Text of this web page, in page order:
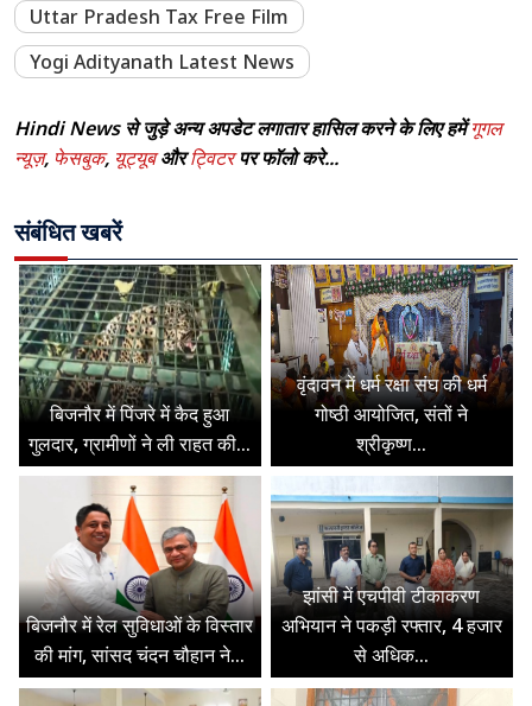
Uttar Pradesh Tax Free Film
Yogi Adityanath Latest News
Hindi News से जुड़े अन्य अपडेट लगातार हासिल करने के लिए हमेंगूगल
न्यूज़, फेसबुक, यूट्यूबऔरट्विटरपर फॉलो करे...
संबंधित खबरें
बिजनौर में पिंजरे में कैद हुआ
गुलदार, ग्रामीणों ने ली राहत की...
वृंदावन में धर्म रक्षा संघ की धर्म
गोष्ठी आयोजित, संतों ने
श्रीकृष्ण...
बिजनौर में रेल सुविधाओं के विस्तार
की मांग, सांसद चंदन चौहान ने...
झांसी में एचपीवी टीकाकरण
अभियान ने पकड़ी रफ्तार, 4 हजार
से अधिक...